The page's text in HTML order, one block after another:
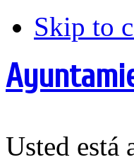
Skip to
Usted está